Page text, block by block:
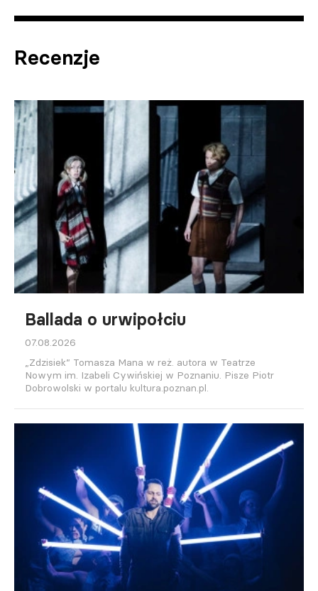
Recenzje
Ballada o urwipołciu
07.08.2026
„Zdzisiek” Tomasza Mana w reż. autora w Teatrze
Nowym im. Izabeli Cywińskiej w Poznaniu. Pisze Piotr
Dobrowolski w portalu kultura.poznan.pl.